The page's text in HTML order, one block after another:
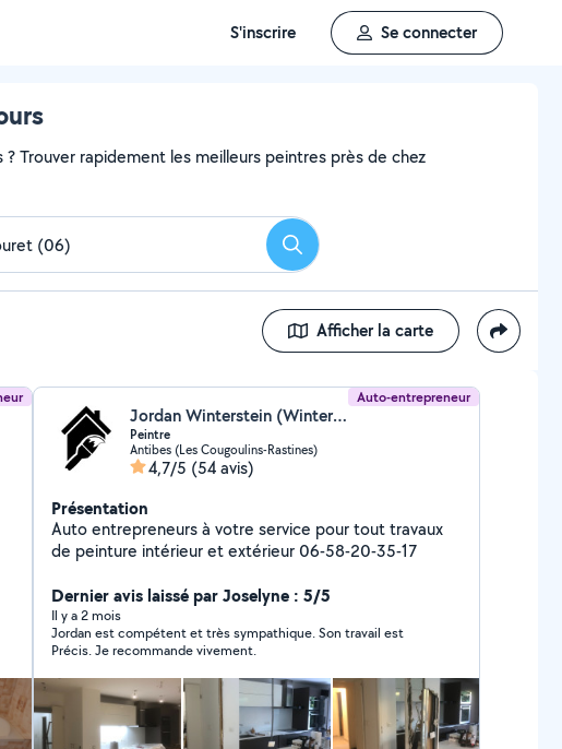
S'inscrire Se connecter
Trouver rapidement les meilleurs peintres près de chez
Rechercher
Afficher la carte
Auto-entrepreneur
Jordan Winterstein (Winterstein Jordan)
Peintre
Antibes (Les Cougoulins-Rastines)
4,7/5 (54 avis)
Présentation
Auto entrepreneurs à votre service pour tout travaux
de peinture intérieur et extérieur 06-58-20-35-17
Dernier avis laissé par Joselyne : 5/5
Il y a 2 mois
Jordan est compétent et très sympathique. Son travail est
Précis. Je recommande vivement.